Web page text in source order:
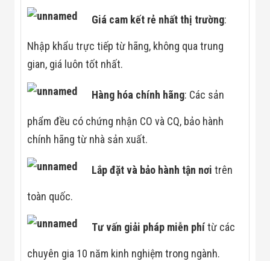
Siêu Thị - Ngân
Hàng
Giáo Dục -
Dự Án Ngành
Đội
Dự Án Khối Nhà
Xưởng -
Logistics
Tin Tuyển Dụng
Liên Hệ
Giá cam kết rẻ nhất thị trường:
Nhập khẩu trực tiếp từ hãng, không qua trung
gian, giá luôn tốt nhất.
Hàng hóa chính hãng: Các sản
phẩm đều có chứng nhận CO và CQ, bảo hành
chính hãng từ nhà sản xuất.
Lắp đặt và bảo hành tận nơi trên
toàn quốc.
Tư vấn giải pháp miễn phítừ các
chuyên gia 10 năm kinh nghiệm trong ngành.